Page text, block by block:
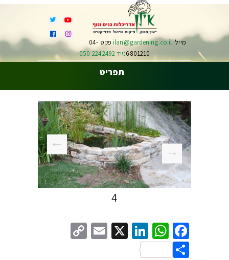
מייל:ilan@gardening.co.il
פקס 04-
6801210נייד 050-2242492
תפריט
3
4
Facebook
WhatsApp
LinkedIn
X
Email
Share